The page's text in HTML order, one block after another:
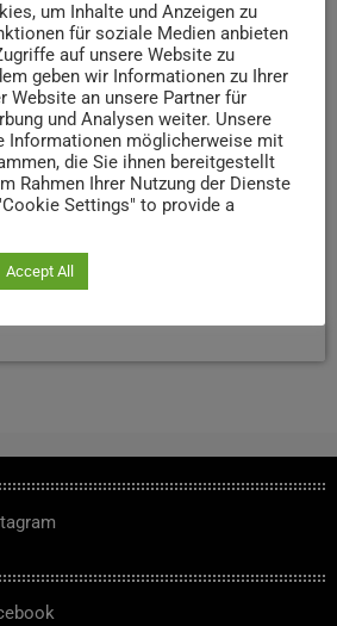
zeigt eine Studie der Universität
Daten aus 30 europäischen
die Jüngsten eines Jahrgangs
höhere
zu sein – Jungen sind
Mädchen. Als mögliche Gründe
unter anderem größeren
auftretende mentale
Schulessen.
um Inhalte und Anzeigen zu
für soziale Medien anbieten
auf unsere Website zu
geben wir Informationen zu Ihrer
Website an unsere Partner für
und Analysen weiter. Unsere
Informationen möglicherweise mit
die Sie ihnen bereitgestellt
Rahmen Ihrer Nutzung der Dienste
Settings" to provide a
Accept All